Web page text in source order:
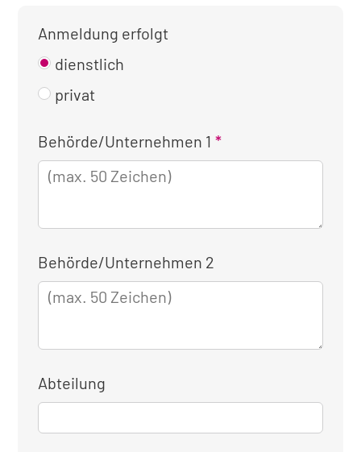
Anmeldung erfolgt
dienstlich
privat
Kontaktinformationen
für
die
Behörde/Unternehmen 1
Behörde/Unternehmen 2
Abteilung